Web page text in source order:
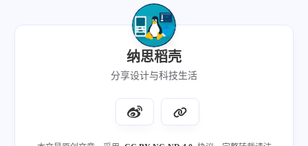
纳思稻壳
分享设计与科技生活